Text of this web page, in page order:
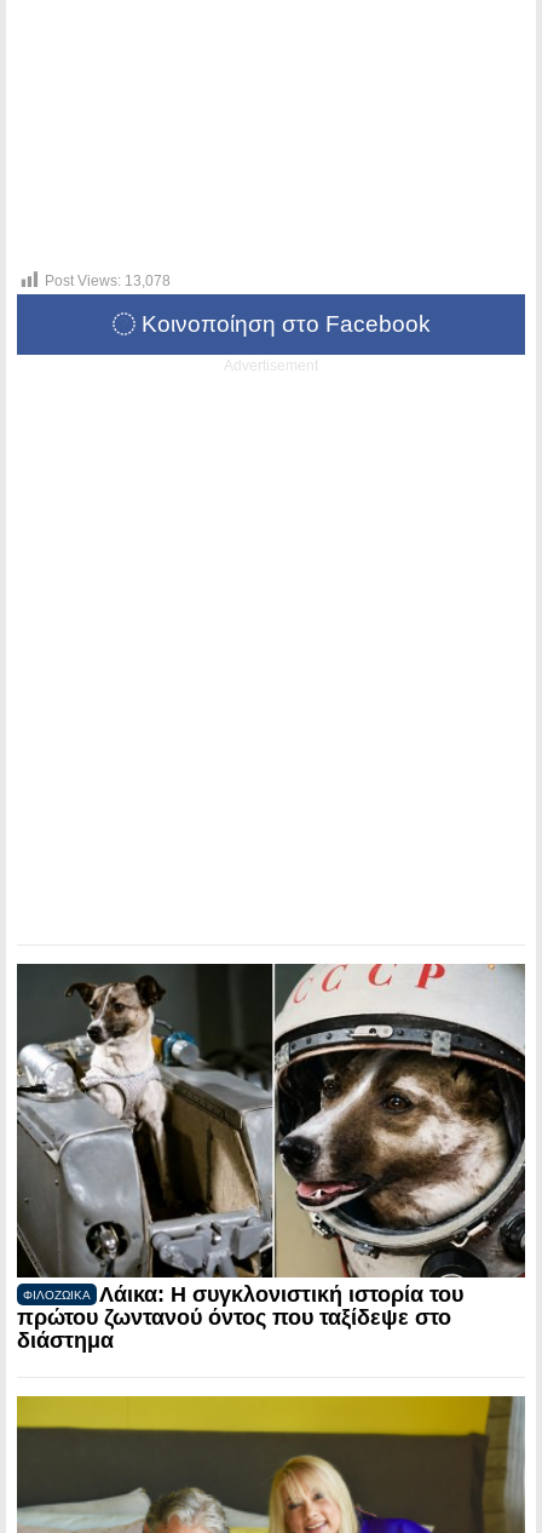
Post Views: 13,078
Κοινοποίηση στο Facebook
Advertisement
ΦΙΛΟΖΩΙΚΑ
Λάικα: Η συγκλονιστική ιστορία του
πρώτου ζωντανού όντος που ταξίδεψε στο
διάστημα